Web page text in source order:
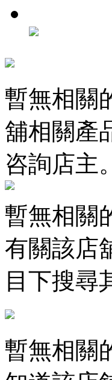
暫無相關
舖相關產
咨詢店主。
暫無相關
有關該店
目下搜尋
暫無相關